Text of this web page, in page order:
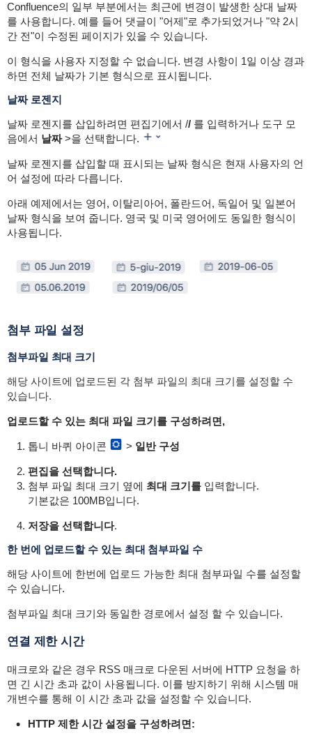
Confluence의 일부 부분에서는 최근에 변경이 발생한 상대 날짜
를 사용합니다. 예를 들어 댓글이 "어제"로 추가되었거나 "약 2시
간 전"이 수정된 페이지가 있을 수 있습니다.
이 형식을 사용자 지정할 수 없습니다. 변경 사항이 1일 이상 경과
하면 전체 날짜가 기본 형식으로 표시됩니다.
날짜 로젠지
날짜 로젠지를 삽입하려면 편집기에서 // 를 입력하거나 도구 모
음에서 날짜 >을 선택합니다.
날짜 로젠지를 삽입할 때 표시되는 날짜 형식은 현재 사용자의 언
어 설정에 따라 다릅니다.
아래 예제에서는 영어, 이탈리아어, 폴란드어, 독일어 및 일본어
날짜 형식을 보여 줍니다. 영국 및 미국 영어에도 동일한 형식이
사용됩니다.
첨부 파일 설정
첨부파일 최대 크기
해당 사이트에 업로드된 각 첨부 파일의 최대 크기를 설정할 수
있습니다.
업로드할 수 있는 최대 파일 크기를 구성하려면,
톱니 바퀴 아이콘 > 일반 구성
편집을 선택합니다.
첨부 파일 최대 크기 옆에 최대 크기를 입력합니다.
기본값은 100MB입니다.
저장을 선택합니다.
한 번에 업로드할 수 있는 최대 첨부파일 수
해당 사이트에 한번에 업로드 가능한 최대 첨부파일 수를 설정할
수 있습니다.
첨부파일 최대 크기와 동일한 경로에서 설정 할 수 있습니다.
연결 제한 시간
매크로와 같은 경우 RSS 매크로 다운된 서버에 HTTP 요청을 하
면 긴 시간 초과 값이 사용됩니다. 이를 방지하기 위해 시스템 매
개변수를 통해 이 시간 초과 값을 설정할 수 있습니다.
HTTP 제한 시간 설정을 구성하려면: